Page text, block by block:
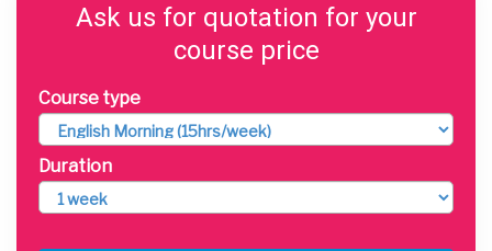
Ask us for quotation for your
course price
Course type
Duration